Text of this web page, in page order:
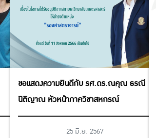
ขอแสดงความยินดีกับ รศ.ดร.ณคุณ ธรณี
นิติญาณ หัวหน้าภาควิชาสหกรณ์
25 มิ.ย. 2567